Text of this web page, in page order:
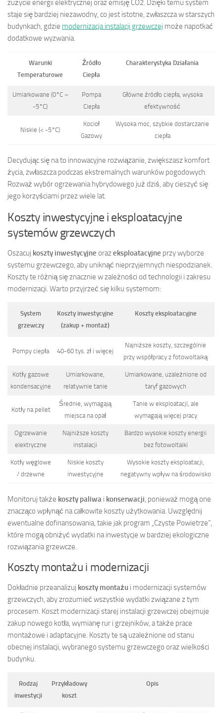
zużycie energii elektrycznej oraz emisję CO2. Dzięki temu system
staje się bardziej niezawodny, co jest istotne, zwłaszcza w starszych
budynkach, gdzie modernizacja instalacji grzewczej może napotkać
dodatkowe wyzwania.
Warunki
Temperaturowe
Źródło
Ciepła
Charakterystyka Działania
Umiarkowane (0°C –
-5°C)
Pompa
Ciepła
Główne źródło ciepła, wysoka
efektywność
Niskie (< -5°C)
Kocioł
Gazowy
Wysoka moc, szybkie dostarczanie
ciepła
Decydując się na to innowacyjne rozwiązanie, zwiększasz komfort
życia, zwłaszcza podczas ekstremalnych warunków pogodowych.
Rozważ wybór ogrzewania hybrydowego już dziś, aby cieszyć się
jego korzyściami przez wiele lat.
Koszty inwestycyjne i eksploatacyjne
systemów grzewczych
Oszacuj koszty inwestycyjne orazeksploatacyjne przy wyborze
systemu grzewczego, aby uniknąć nieprzyjemnych niespodzianek.
Koszty te różnią się znacznie w zależności od technologii i zakresu
modernizacji. Warto przyjrzeć się kilku systemom:
System
grzewczy
Koszty inwestycyjne
(zakup + montaż)
Koszty eksploatacyjne
Pompy ciepła 40-60 tys. zł i więcej
Najniższe koszty, szczególnie
przy współpracy z fotowoltaiką
Kotły gazowe
kondensacyjne
Umiarkowane,
relatywnie tanie
Umiarkowane, uzależnione od
taryf gazowych
Kotły na pellet
Średnie, wymagają
miejsca na opał
Tanie w eksploatacji, ale
wymagają więcej pracy
Ogrzewanie
elektryczne
Najniższe koszty
instalacji
Bardzo wysokie koszty energii
bez fotowoltaiki
Kotły węglowe
/ drzewne
Niskie koszty
inwestycyjne
Wysokie koszty eksploatacji,
negatywny wpływ na środowisko
Monitoruj także koszty paliwa i konserwacji, ponieważ mogą one
znacząco wpłynąć na całkowite koszty użytkowania. Uwzględnij
ewentualne dofinansowania, takie jak program „Czyste Powietrze”,
które mogą obniżyć wydatki na inwestycje w bardziej ekologiczne
rozwiązania grzewcze.
Koszty montażu i modernizacji
Dokładnie przeanalizuj koszty montażu i modernizacji systemów
grzewczych, aby zrozumieć wszystkie wydatki związane z tym
procesem. Koszt modernizacji starej instalacji grzewczej obejmuje
zakup nowego kotła, wymianę rur i grzejników, a także prace
montażowe i adaptacyjne. Koszty te są uzależnione od stanu
obecnej instalacji, wybranego systemu grzewczego oraz wielkości
budynku.
Rodzaj
inwestycji
Przykładowy
koszt
Opis